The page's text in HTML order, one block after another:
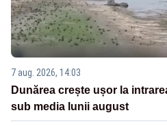
7 aug. 2026, 14:03
Dunărea crește ușor la
sub media lunii august